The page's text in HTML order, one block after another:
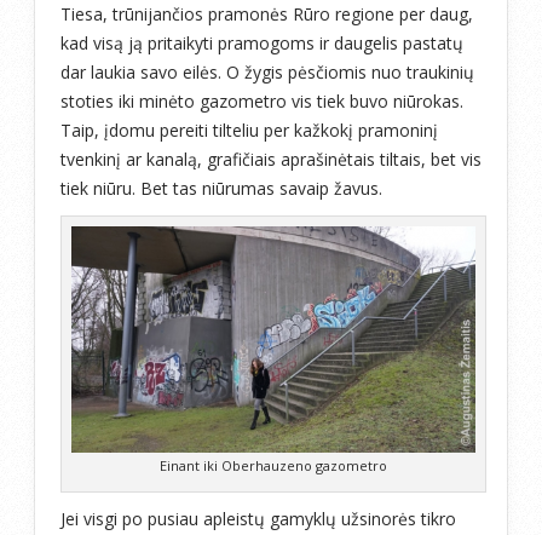
Tiesa, trūnijančios pramonės Rūro regione per daug,
kad visą ją pritaikyti pramogoms ir daugelis pastatų
dar laukia savo eilės. O žygis pėsčiomis nuo traukinių
stoties iki minėto gazometro vis tiek buvo niūrokas.
Taip, įdomu pereiti tilteliu per kažkokį pramoninį
tvenkinį ar kanalą, grafičiais aprašinėtais tiltais, bet vis
tiek niūru. Bet tas niūrumas savaip žavus.
Einant iki Oberhauzeno gazometro
Jei visgi po pusiau apleistų gamyklų užsinorės tikro